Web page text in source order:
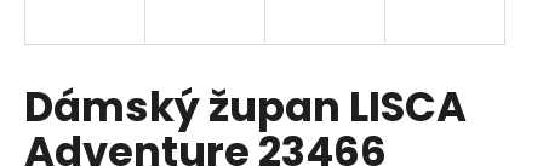
Dámský župan LISCA
Adventure 23466
í
t
?